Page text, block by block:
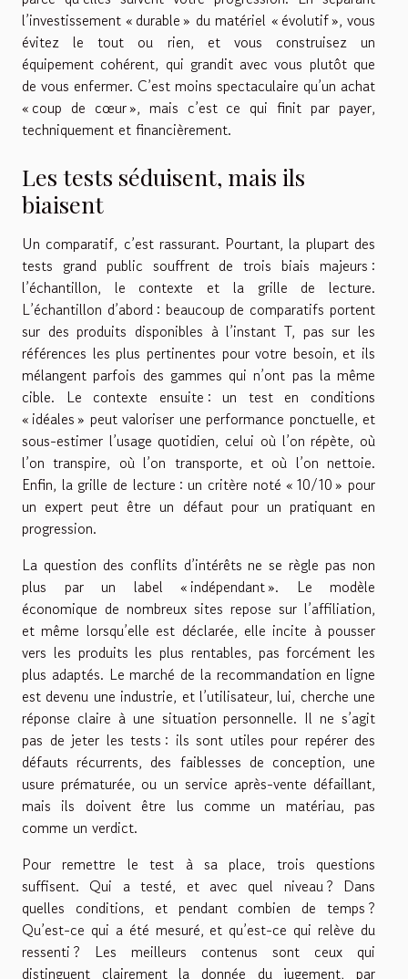
l’investissement « durable » du matériel « évolutif », vous
évitez le tout ou rien, et vous construisez un
équipement cohérent, qui grandit avec vous plutôt que
de vous enfermer. C’est moins spectaculaire qu’un achat
« coup de cœur », mais c’est ce qui finit par payer,
techniquement et financièrement.
Les tests séduisent, mais ils
biaisent
Un comparatif, c’est rassurant. Pourtant, la plupart des
tests grand public souffrent de trois biais majeurs :
l’échantillon, le contexte et la grille de lecture.
L’échantillon d’abord : beaucoup de comparatifs portent
sur des produits disponibles à l’instant T, pas sur les
références les plus pertinentes pour votre besoin, et ils
mélangent parfois des gammes qui n’ont pas la même
cible. Le contexte ensuite : un test en conditions
« idéales » peut valoriser une performance ponctuelle, et
sous-estimer l’usage quotidien, celui où l’on répète, où
l’on transpire, où l’on transporte, et où l’on nettoie.
Enfin, la grille de lecture : un critère noté « 10/10 » pour
un expert peut être un défaut pour un pratiquant en
progression.
La question des conflits d’intérêts ne se règle pas non
plus par un label « indépendant ». Le modèle
économique de nombreux sites repose sur l’affiliation,
et même lorsqu’elle est déclarée, elle incite à pousser
vers les produits les plus rentables, pas forcément les
plus adaptés. Le marché de la recommandation en ligne
est devenu une industrie, et l’utilisateur, lui, cherche une
réponse claire à une situation personnelle. Il ne s’agit
pas de jeter les tests : ils sont utiles pour repérer des
défauts récurrents, des faiblesses de conception, une
usure prématurée, ou un service après-vente défaillant,
mais ils doivent être lus comme un matériau, pas
comme un verdict.
Pour remettre le test à sa place, trois questions
suffisent. Qui a testé, et avec quel niveau ? Dans
quelles conditions, et pendant combien de temps ?
Qu’est-ce qui a été mesuré, et qu’est-ce qui relève du
ressenti ? Les meilleurs contenus sont ceux qui
distinguent clairement la donnée du jugement, par